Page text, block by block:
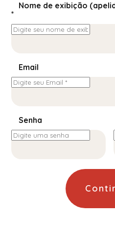
Nome de exibição
*
Email
Senha